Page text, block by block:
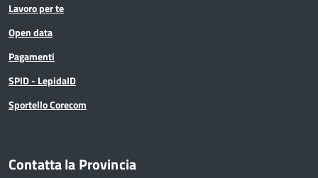
Lavoro per te
Open data
Pagamenti
SPID - LepidaID
Sportello Corecom
Contatta la Provincia